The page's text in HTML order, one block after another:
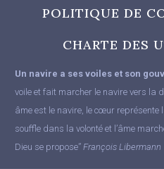
POLITIQUE DE
CHARTE DES
Un navire a ses voiles et son
voile et fait marcher le navire vers la
âme est le navire, le cœur représente
souffle dans la volonté et l’âme
Dieu se propose” François Libermann